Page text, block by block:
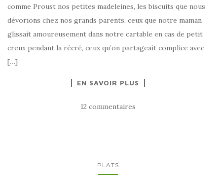
comme Proust nos petites madeleines, les biscuits que nous
dévorions chez nos grands parents, ceux que notre maman
glissait amoureusement dans notre cartable en cas de petit
creux pendant la récré, ceux qu’on partageait complice avec
[…]
EN SAVOIR PLUS
12 commentaires
PLATS